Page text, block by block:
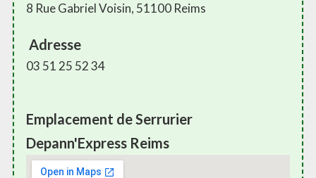
8 Rue Gabriel Voisin, 51100 Reims
Adresse
03 51 25 52 34
Emplacement de Serrurier
Depann'Express Reims